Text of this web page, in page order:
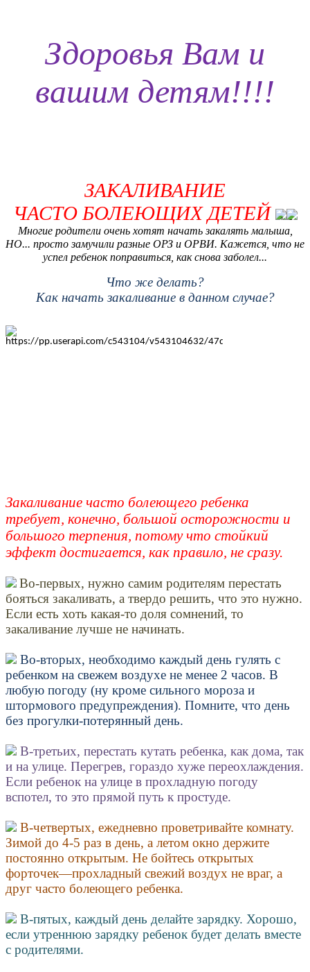
Здоровья Вам и
вашим детям!!!!
ЗАКАЛИВАНИЕ
ЧАСТО БОЛЕЮЩИХ ДЕТЕЙ
Многие родители очень хотят начать закалять малыша,
НО... просто замучили разные ОРЗ и ОРВИ. Кажется, что не
успел ребенок поправиться, как снова заболел...
Что же делать?
Как начать закаливание в данном случае?
Закаливание часто болеющего ребенка
требует, конечно, большой осторожности и
большого терпения, потому что стойкий
эффект достигается, как правило, не сразу.
Во-первых, нужно самим родителям перестать
бояться закаливать, а твердо решить, что это нужно.
Если есть хоть какая-то доля сомнений, то
закаливание лучше не начинать.
Во-вторых, необходимо каждый день гулять с
ребенком на свежем воздухе не менее 2 часов. В
любую погоду (ну кроме сильного мороза и
штормового предупреждения). Помните, что день
без прогулки-потерянный день.
В-третьих, перестать кутать ребенка, как дома, так
и на улице. Перегрев, гораздо хуже переохлаждения.
Если ребенок на улице в прохладную погоду
вспотел, то это прямой путь к простуде.
В-четвертых, ежедневно проветривайте комнату.
Зимой до 4-5 раз в день, а летом окно держите
постоянно открытым. Не бойтесь открытых
форточек—прохладный свежий воздух не враг, а
друг часто болеющего ребенка.
В-пятых, каждый день делайте зарядку. Хорошо,
если утреннюю зарядку ребенок будет делать вместе
с родителями.